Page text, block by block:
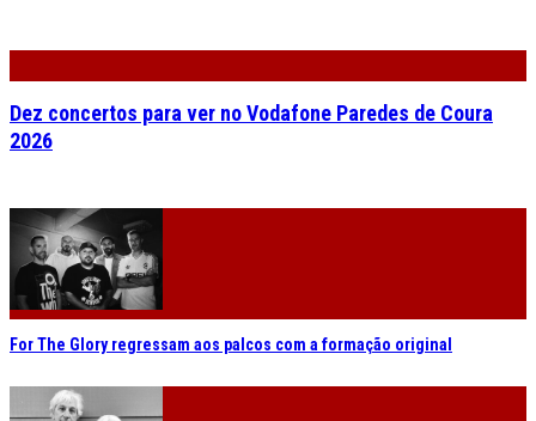
Dez concertos para ver no Vodafone Paredes de Coura
2026
For The Glory regressam aos palcos com a formação original